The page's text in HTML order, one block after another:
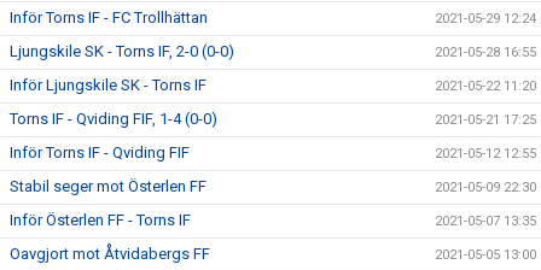
Inför Torns IF - FC Trollhättan 2021-05-29 12:24
Ljungskile SK - Torns IF, 2-0 (0-0) 2021-05-28 16:55
Inför Ljungskile SK - Torns IF 2021-05-22 11:20
Torns IF - Qviding FIF, 1-4 (0-0) 2021-05-21 17:25
Inför Torns IF - Qviding FIF 2021-05-12 12:55
Stabil seger mot Österlen FF 2021-05-09 22:30
Inför Österlen FF - Torns IF 2021-05-07 13:35
Oavgjort mot Åtvidabergs FF 2021-05-05 13:00